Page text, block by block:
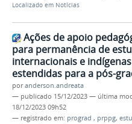
Localizado em Notícias
Ações de apoio
para permanência de
internacionais e
estendidas para a pós-
poranderson.andreata
— publicado 15/12/2023 — última
18/12/2023 09h52
— registrado em: prograd , prppg,